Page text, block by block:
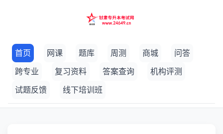
首页 网课 题库 周测 商城
问答
跨专业
复习资料 答案查询
机构评测
试题反馈
线下培训班